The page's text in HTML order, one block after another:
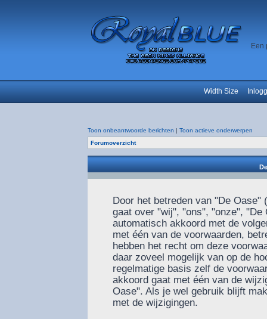
Een
Width Size
Toon onbeantwoorde berichten | Toon actieve onderwerpen
Forumoverzicht
Door het betreden van "De
gaat over "wij", "ons", "onze", "De
automatisch akkoord met de
met één van de voorwaarden,
hebben het recht om deze
daar zoveel mogelijk van op de
regelmatige basis zelf de
akkoord gaat met één van de
Oase". Als je wel gebruik blijft
met de wijzigingen.